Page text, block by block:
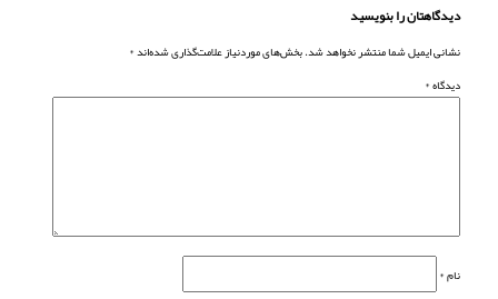
دیدگاهتان را بنویسید
نشانی ایمیل شما منتشر نخواهد شد.بخش‌های موردنیاز علامت‌گذاری شده‌اند*
دیدگاه*
نام*